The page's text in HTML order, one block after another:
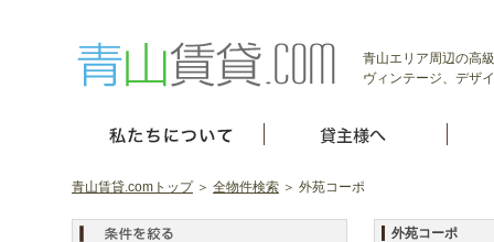
青山エリア周辺の高
ヴィンテージ、デザ
青山賃貸.comトップ＞ 全物件検索 ＞ 外苑コーポ
外苑コーポ